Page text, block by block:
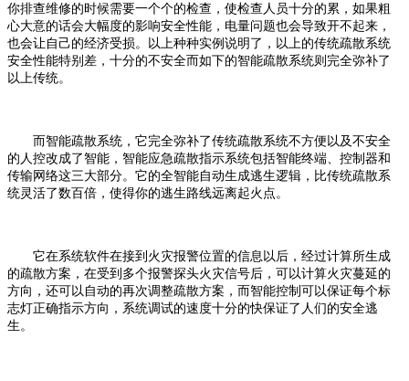
你排查维修的时候需要一个个的检查，使检查人员十分的累，如果粗
心大意的话会大幅度的影响安全性能，电量问题也会导致开不起来，
也会让自己的经济受损。以上种种实例说明了，以上的传统疏散系统
安全性能特别差，十分的不安全而如下的智能疏散系统则完全弥补了
以上传统。
而智能疏散系统，它完全弥补了传统疏散系统不方便以及不安全
的人控改成了智能，智能应急疏散指示系统包括智能终端、控制器和
传输网络这三大部分。它的全智能自动生成逃生逻辑，比传统疏散系
统灵活了数百倍，使得你的逃生路线远离起火点。
它在系统软件在接到火灾报警位置的信息以后，经过计算所生成
的疏散方案，在受到多个报警探头火灾信号后，可以计算火灾蔓延的
方向，还可以自动的再次调整疏散方案，而智能控制可以保证每个标
志灯正确指示方向，系统调试的速度十分的快保证了人们的安全逃
生。